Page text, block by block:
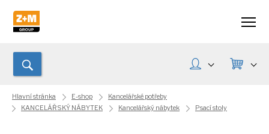
Hlavní stránka E-shop
Kancelářské potřeby
KANCELÁŘSKÝ NÁBYTEK
Kancelářský nábytek Psací stoly